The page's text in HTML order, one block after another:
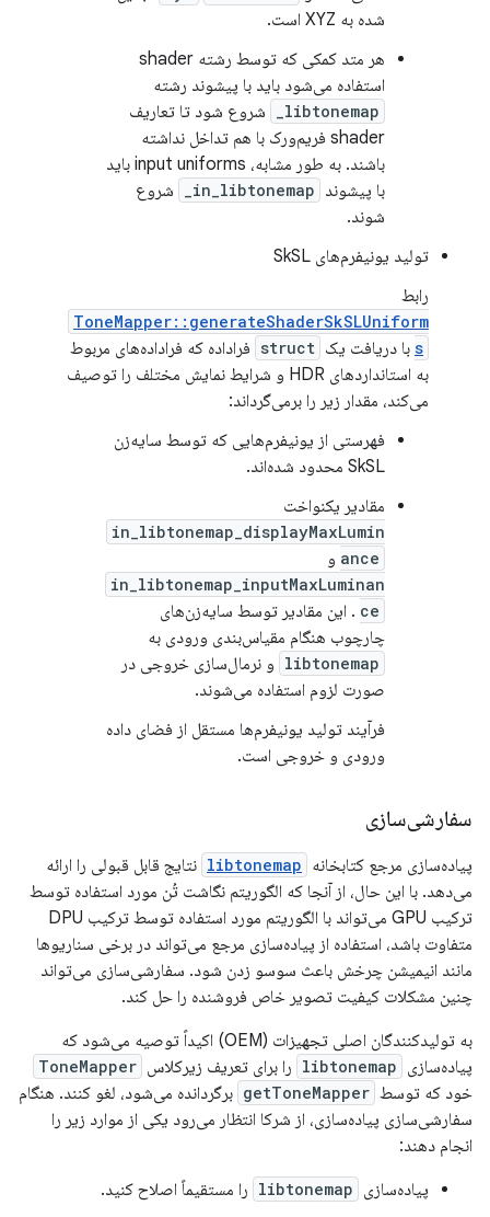
شده به XYZ است.
هر متد کمکی که توسط رشته shader
استفاده می‌شود باید با پیشوند رشته
libtonemap_
شروع شود تا تعاریف
shader فریم‌ورک با هم تداخل نداشته
باشند. به طور مشابه، input uniforms باید
با پیشوند in_libtonemap_
شروع
شوند.
تولید یونیفرم‌های SkSL
رابط
ToneMapper::generateShaderSkSLUniform
s با دریافت یک struct فراداده که فراداده‌های مربوط
به استانداردهای HDR و شرایط نمایش مختلف را توصیف
می‌کند، مقدار زیر را برمی‌گرداند:
فهرستی از یونیفرم‌هایی که توسط سایه‌زن
SkSL محدود شده‌اند.
مقادیر یکنواخت
in_libtonemap_displayMaxLumin
ance و
in_libtonemap_inputMaxLuminan
ce . این مقادیر توسط سایه‌زن‌های
چارچوب هنگام مقیاس‌بندی ورودی به
libtonemap و نرمال‌سازی خروجی در
صورت لزوم استفاده می‌شوند.
فرآیند تولید یونیفرم‌ها مستقل از فضای داده
ورودی و خروجی است.
سفارشی‌سازی
پیاده‌سازی مرجع کتابخانه libtonemap نتایج قابل قبولی را ارائه
می‌دهد. با این حال، از آنجا که الگوریتم نگاشت تُن مورد استفاده توسط
ترکیب GPU می‌تواند با الگوریتم مورد استفاده توسط ترکیب DPU
متفاوت باشد، استفاده از پیاده‌سازی مرجع می‌تواند در برخی سناریوها
مانند انیمیشن چرخش باعث سوسو زدن شود. سفارشی‌سازی می‌تواند
چنین مشکلات کیفیت تصویر خاص فروشنده را حل کند.
به تولیدکنندگان اصلی تجهیزات (OEM) اکیداً توصیه می‌شود که
پیاده‌سازی libtonemap را برای تعریف زیرکلاس ToneMapper
خود که توسط getToneMapper برگردانده می‌شود، لغو کنند. هنگام
سفارشی‌سازی پیاده‌سازی، از شرکا انتظار می‌رود یکی از موارد زیر را
انجام دهند:
پیاده‌سازی libtonemap را مستقیماً اصلاح کنید.